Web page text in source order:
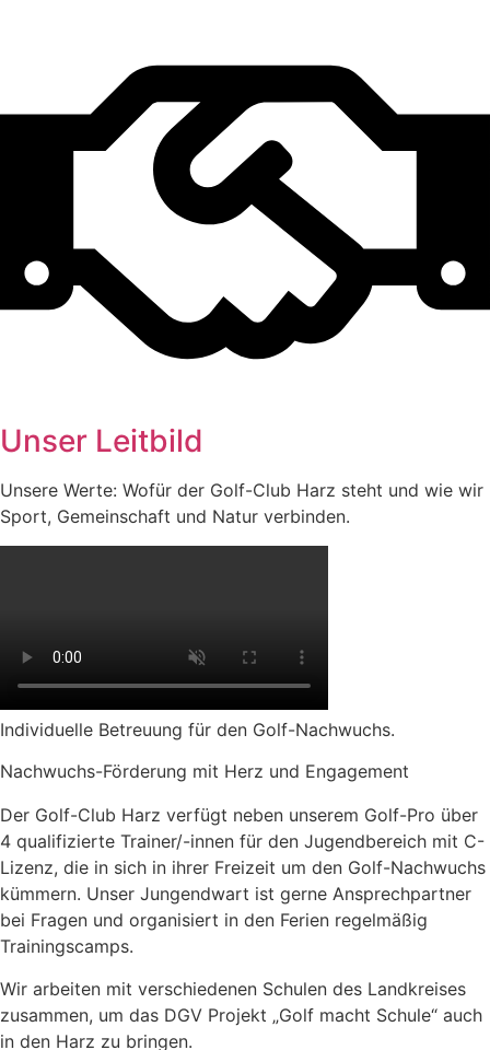
Unser Leitbild
Unsere Werte: Wofür der Golf-Club Harz steht und wie wir
Sport, Gemeinschaft und Natur verbinden.
Individuelle Betreuung für den Golf-Nachwuchs.
Nachwuchs-Förderung mit Herz und Engagement
Der Golf-Club Harz verfügt neben unserem Golf-Pro über
4 qualifizierte Trainer/-innen für den Jugendbereich mit C-
Lizenz, die in sich in ihrer Freizeit um den Golf-Nachwuchs
kümmern. Unser Jungendwart ist gerne Ansprechpartner
bei Fragen und organisiert in den Ferien regelmäßig
Trainingscamps.
Wir arbeiten mit verschiedenen Schulen des Landkreises
zusammen, um das DGV Projekt „Golf macht Schule“ auch
in den Harz zu bringen.